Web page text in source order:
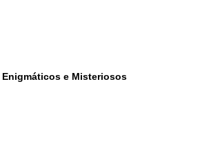
Enigmáticos e Misteriosos